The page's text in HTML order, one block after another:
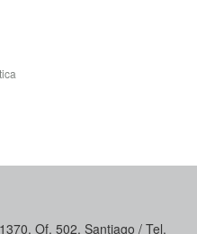
Of. 502. Santiago / Tel.